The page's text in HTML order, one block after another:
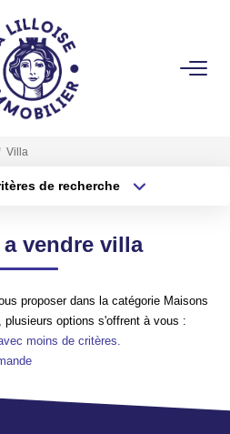
Nos Biens
LOCATIVE
Villa
de recherche
Plus de critères
vendre villa
proposer dans la catégorie Maisons
options s'offrent à vous :
moins de critères.